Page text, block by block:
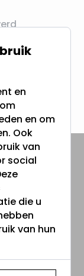
en
en om
Ook
van
social
die u
van hun